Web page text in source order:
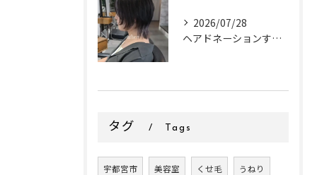
2026/07/28
ヘアドネーションするお客様✂
タグ Tags
宇都宮市 美容室 くせ毛 うねり